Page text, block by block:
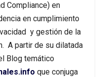
Compliance) en
en cumplimiento
y gestión de la
A partir de su dilatada
Blog temático
que conjuga